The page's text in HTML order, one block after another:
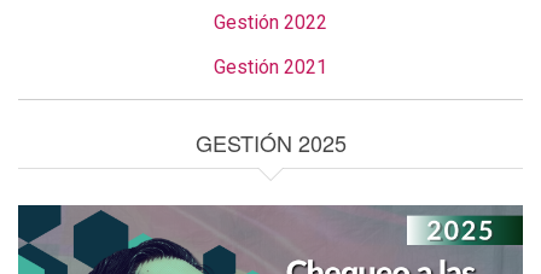
Gestión 2022
Gestión 2021
GESTIÓN 2025